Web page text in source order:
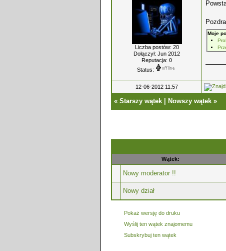
Liczba postów: 20
Dołączył: Jun 2012
Reputacja: 0
Status:
Moje
12-06-2012 11:57
« Starszy wątek Nowszy wątek »
Wątek:
Nowy moderator !!
Nowy dział
Pokaż wersję do druku
Wyślij ten wątek znajomemu
Subskrybuj ten wątek